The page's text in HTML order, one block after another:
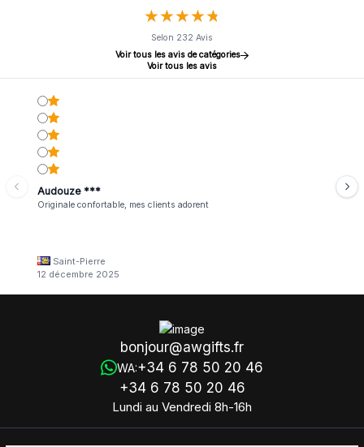
★★★★★
★★★★★
Selon 232 Avis
Voir tous les avis de catégories
Voir tous les avis
Audouze ***
Originale confortable, mes clients adorent
Saint-Pierre
12 décembre 2025
bonjour@awgifts.fr
WA:+34 6 78 50 20 46
+34 6 78 50 20 46
Lundi au Vendredi 8h-16h